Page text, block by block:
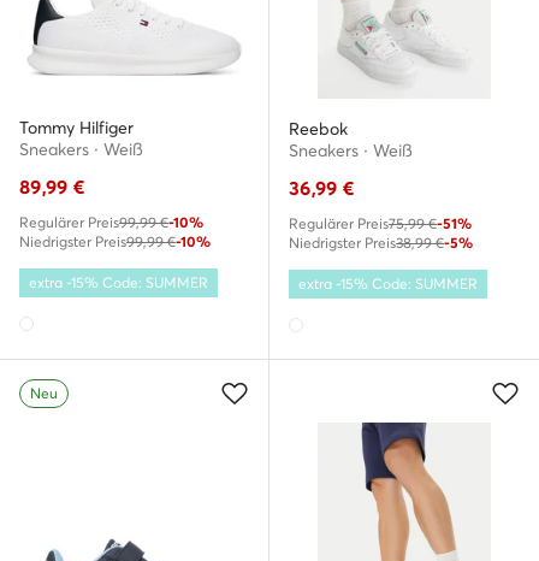
Tommy Hilfiger
Sneakers · Weiß
89,99 €
Regulärer Preis99,99 €-10%
Niedrigster Preis99,99 €-10%
extra -15% Code: SUMMER
Reebok
Sneakers · Weiß
36,99 €
Regulärer Preis75,99 €-51%
Niedrigster Preis38,99 €-5%
extra -15% Code: SUMMER
Neu